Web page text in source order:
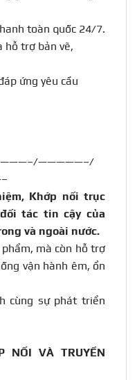
toàn quốc 24/7.
hỗ trợ bản vẽ,
ứng yêu cầu
—————–/
Khớp nối trục
tác tin cậy của
và ngoài nước.
mà còn hỗ trợ
vận hành êm, ổn
cùng sự phát triển
NỐI VÀ TRUYỀN